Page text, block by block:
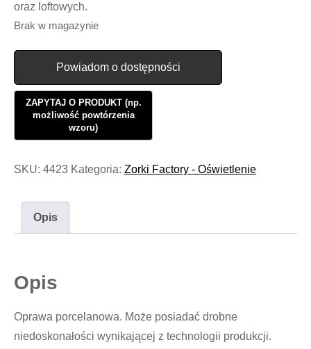
oraz loftowych.
Brak w magazynie
Powiadom o dostępności
SKU: 4423 Kategoria: Zorki Factory - Oświetlenie
Opis
Opis
Oprawa porcelanowa. Może posiadać drobne
niedoskonałości wynikającej z technologii produkcji.